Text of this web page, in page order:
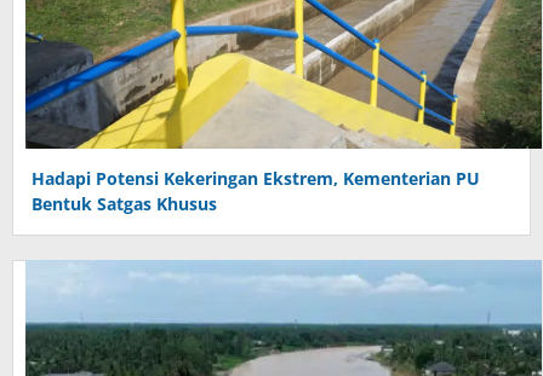
Hadapi Potensi Kekeringan Ekstrem, Kementerian PU
Bentuk Satgas Khusus